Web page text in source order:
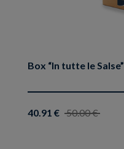
Box “In tutte le Salse”
40.91 € 50.00 €